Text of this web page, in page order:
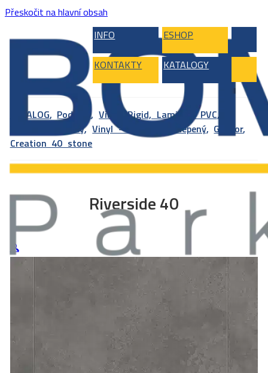
Přeskočit na hlavní obsah
INFO
ESHOP
KONTAKTY KATALOGY
KATALOG, Podlahy,Vinyl, Rigid, Laminát, PVC,
Vinylové podlahy,Vinyl – celoplošně lepený, Gerflor,
Creation 40 stone
Riverside 40
🔍